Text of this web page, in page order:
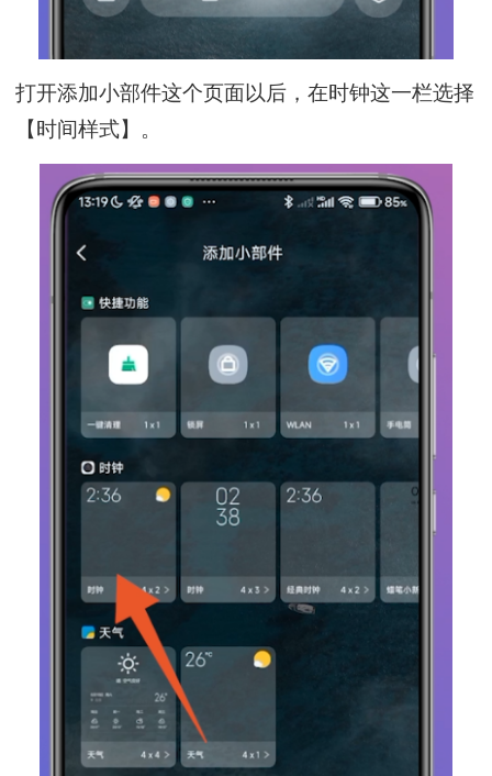
打开添加小部件这个页面以后，在时钟这一栏选择
【时间样式】。